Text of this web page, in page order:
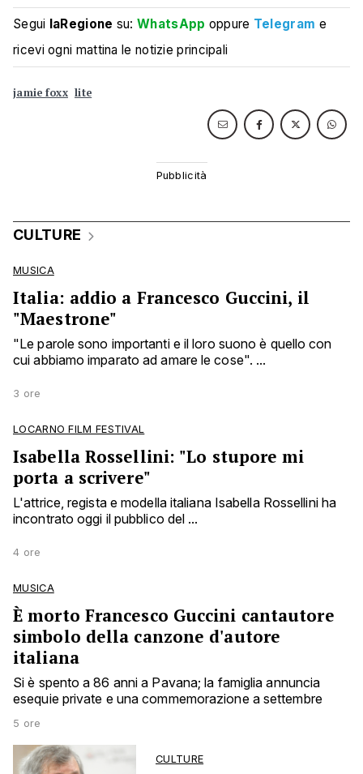
Segui laRegione su:WhatsApp oppure Telegram e
ricevi ogni mattina le notizie principali
jamie foxx lite
CULTURE
MUSICA
Italia: addio a Francesco Guccini, il
"Maestrone"
"Le parole sono importanti e il loro suono è quello con
cui abbiamo imparato ad amare le cose". ...
3 ore
LOCARNO FILM FESTIVAL
Isabella Rossellini: "Lo stupore mi
porta a scrivere"
L'attrice, regista e modella italiana Isabella Rossellini ha
incontrato oggi il pubblico del ...
4 ore
MUSICA
È morto Francesco Guccini cantautore
simbolo della canzone d'autore
italiana
Si è spento a 86 anni a Pavana; la famiglia annuncia
esequie private e una commemorazione a settembre
5 ore
CULTURE